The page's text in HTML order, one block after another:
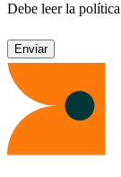
Debe leer la